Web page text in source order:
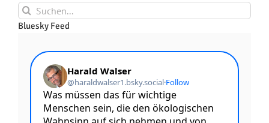
Suche
nach:
Bluesky Feed